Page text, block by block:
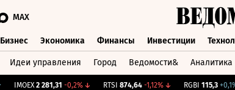
MAX
Бизнес Экономика Финансы Инвестиции
Идеи управления Город Ведомости& Аналитика
IMOEX 2 281,31 -0,2%↓ RTSI 874,64 -1,12%↓ RGBI 115,3 +0,1%↑